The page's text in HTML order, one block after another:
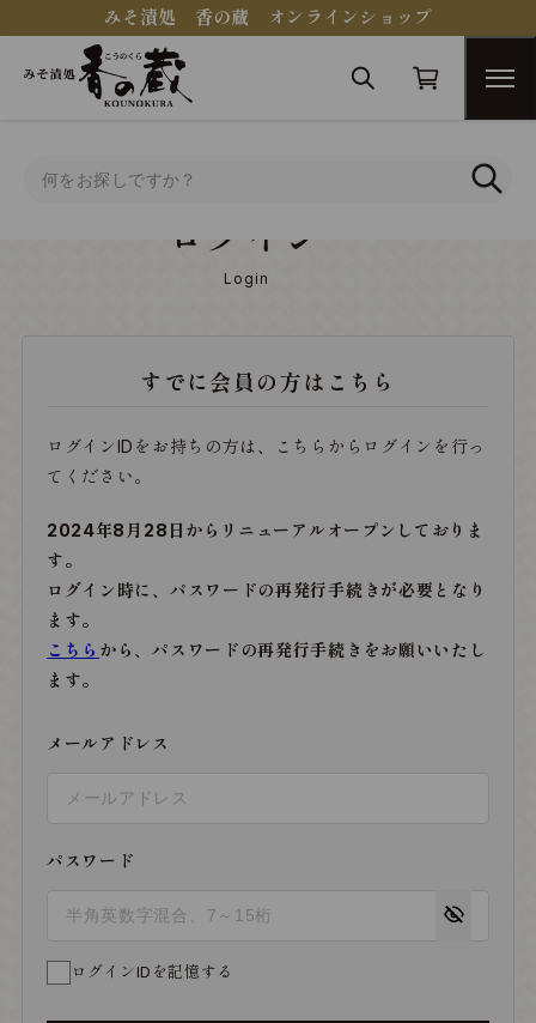
みそ漬処 香の蔵 オンラインショップ
ログイン
Login
すでに会員の方はこちら
ログインIDをお持ちの方は、こちらからログインを行っ
てください。
2024年8月28日からリニューアルオープンしておりま
す。
ログイン時に、パスワードの再発行手続きが必要となり
ます。
こちら から、パスワードの再発行手続きをお願いいたし
ます。
メールアドレス
パスワード
ログインIDを記憶する